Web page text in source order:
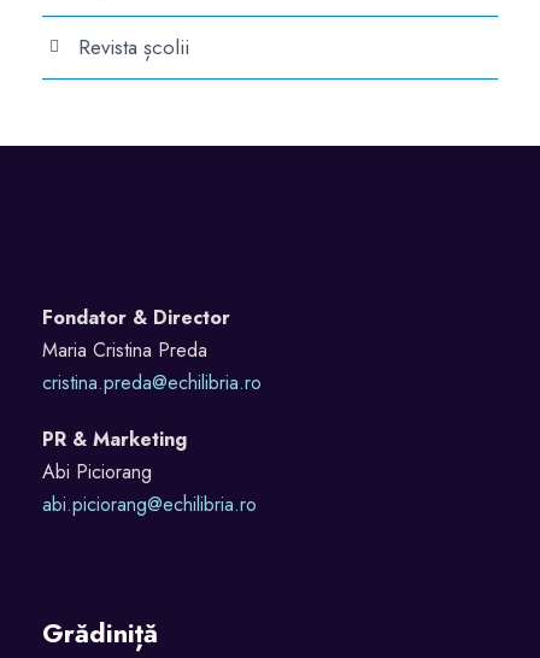
Revista școlii
Fondator & Director
Maria Cristina Preda
cristina.preda@echilibria.ro
PR & Marketing
Abi Piciorang
abi.piciorang@echilibria.ro
Grădiniță